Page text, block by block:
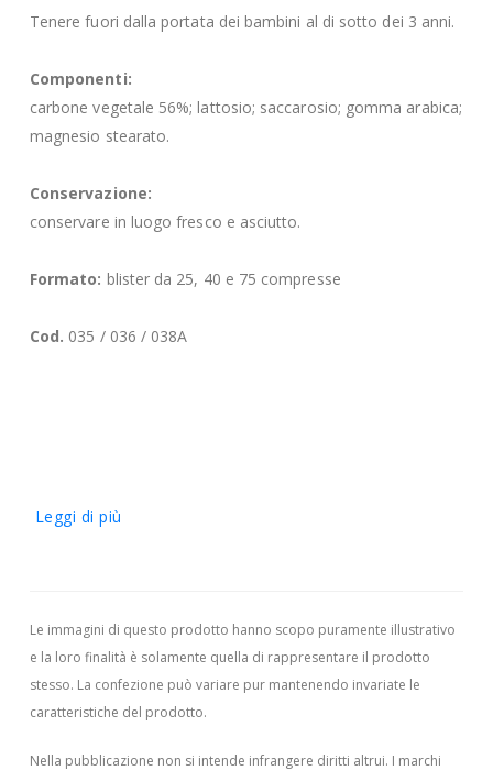
Tenere fuori dalla portata dei bambini al di sotto dei 3 anni.
Componenti:
carbone vegetale 56%; lattosio; saccarosio; gomma arabica;
magnesio stearato.
Conservazione:
conservare in luogo fresco e asciutto.
Formato: blister da 25, 40 e 75 compresse
Cod. 035 / 036 / 038A
Leggi di più
Le immagini di questo prodotto hanno scopo puramente illustrativo
e la loro finalità è solamente quella di rappresentare il prodotto
stesso. La confezione può variare pur mantenendo invariate le
caratteristiche del prodotto.
Nella pubblicazione non si intende infrangere diritti altrui. I marchi